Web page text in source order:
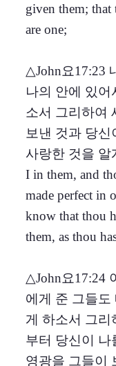
given them; that
are one;
△John요17:23
나의 안에 있
소서 그리하여
보낸 것과 당
사랑한 것을 알
I in them, and
made perfect in
know that thou
them, as thou
△John요17:24
에게 준 그들도
게 하소서 그리
부터 당신이 나
영광을 그들이